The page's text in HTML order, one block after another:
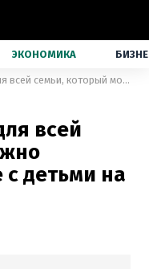
ЭКОНОМИКА
Душевный фильм для всей семьи, который можно посмотреть вместе с детьми на Netflix
всей
с детьми на